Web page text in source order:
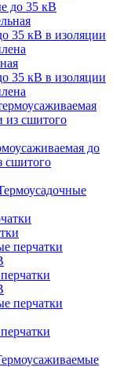
до 35 кВ
35 кВ в изоляции
до
сшитого